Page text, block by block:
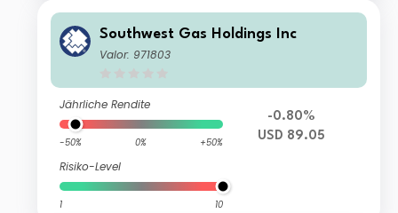
Southwest Gas Holdings Inc
Valor: 971803
Jährliche Rendite
-50% 0% +50%
Risiko-Level
1 10
-0.80%
USD 89.05